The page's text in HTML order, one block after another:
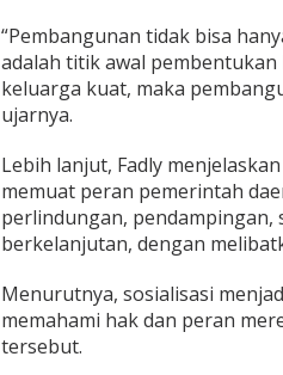
a
“Pembangunan tidak bisa
adalah titik awal
keluarga kuat, maka
ujarnya.
Lebih lanjut, Fadly
memuat peran pemerintah
perlindungan, pendampingan,
berkelanjutan, dengan
Menurutnya, sosialisasi
memahami hak dan peran
tersebut.